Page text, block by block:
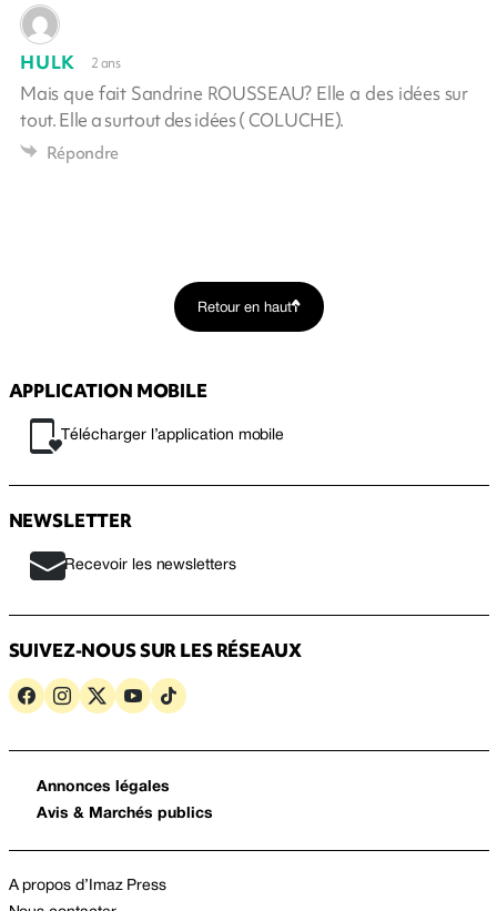
HULK 2 ans
Mais que fait Sandrine ROUSSEAU? Elle a des idées sur
tout. Elle a surtout des idées ( COLUCHE).
Répondre
Retour en haut
APPLICATION MOBILE
Télécharger l’application mobile
NEWSLETTER
Recevoir les newsletters
SUIVEZ-NOUS SUR LES RÉSEAUX
Annonces légales
Avis & Marchés publics
A propos d’Imaz Press